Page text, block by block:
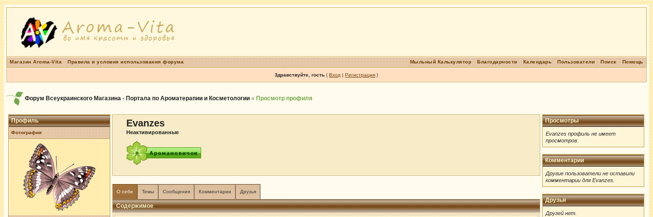
Магазин Aroma-Vita Правила и условия использования форума Помощь
Поиск
Пользователи
Календарь
Благодарности
Мыльный Калькулятор
Здравствуйте, гость (Вход |Регистрация )
Форум Всеукраинского Магазина - Портала по Ароматерапии и Косметологии » Просмотр профиля
Профиль
Фотография
Evanzes
Неактивированные
О себе Темы Сообщения Комментарии Друзья
Содержимое
Просмотры
Evanzes профиль не имеет
просмотров.
Комментарии
Другие пользователи не оставили
комментарии для Evanzes.
Друзья
Друзей нет.